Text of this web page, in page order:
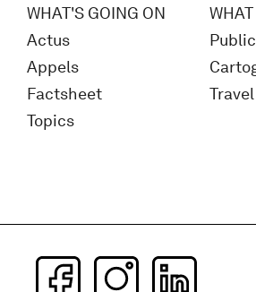
WHAT'S GOING ON
Actus
Appels
Factsheet
Topics